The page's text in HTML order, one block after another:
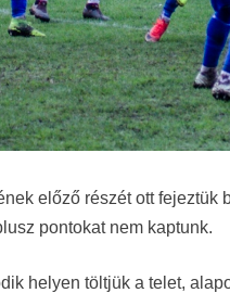
előző részét ott fejeztük
pontokat nem kaptunk.
helyen töltjük a telet,